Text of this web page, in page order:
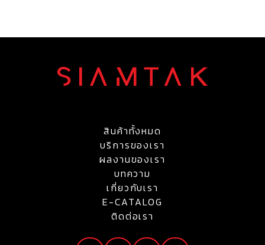
สินค้าทั้งหมด
บริการของเรา
ผลงานของเรา
บทความ
เกี่ยวกับเรา
E-CATALOG
ติดต่อเรา